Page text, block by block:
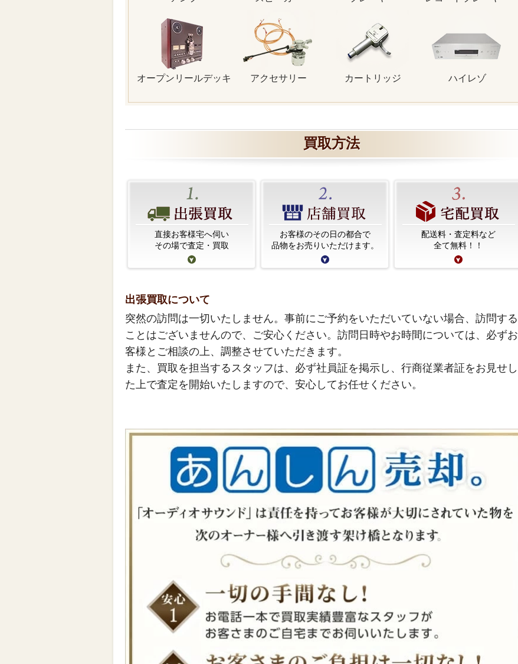
オープンリールデッキ アクセサリー カートリッジ ハイレゾ
買取方法
直接お客様宅へ伺い
その場で査定・買取
お客様のその日の都合で
品物をお売りいただけます。
配送料・査定料など
全て無料！！
出張買取について
突然の訪問は一切いたしません。事前にご予約をいただいていない場合、訪問する
ことはございませんので、ご安心ください。訪問日時やお時間については、必ずお
客様とご相談の上、調整させていただきます。
また、買取を担当するスタッフは、必ず社員証を掲示し、行商従業者証をお見せし
た上で査定を開始いたしますので、安心してお任せください。